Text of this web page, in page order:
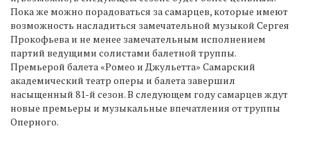
Пока же можно порадоваться за самарцев, которые имеют
возможность насладиться замечательной музыкой Сергея
Прокофьева и не менее замечательным исполнением
партий ведущими солистами балетной труппы.
Премьерой балета «Ромео и Джульетта» Самарский
академический театр оперы и балета завершил
насыщенный 81-й сезон. В следующем году самарцев ждут
новые премьеры и музыкальные впечатления от труппы
Оперного.